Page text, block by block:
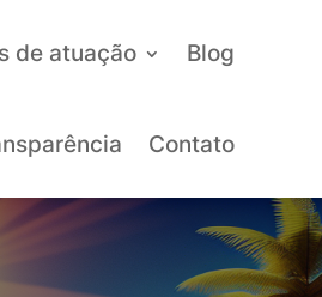
de atuação Blog
Contato